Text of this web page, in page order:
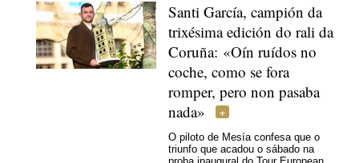
Santi García, campión da
trixésima edición do rali da
Coruña: «Oín ruídos no
coche, como se fora
romper, pero non pasaba
nada»
O piloto de Mesía confesa que o
triunfo que acadou o sábado na